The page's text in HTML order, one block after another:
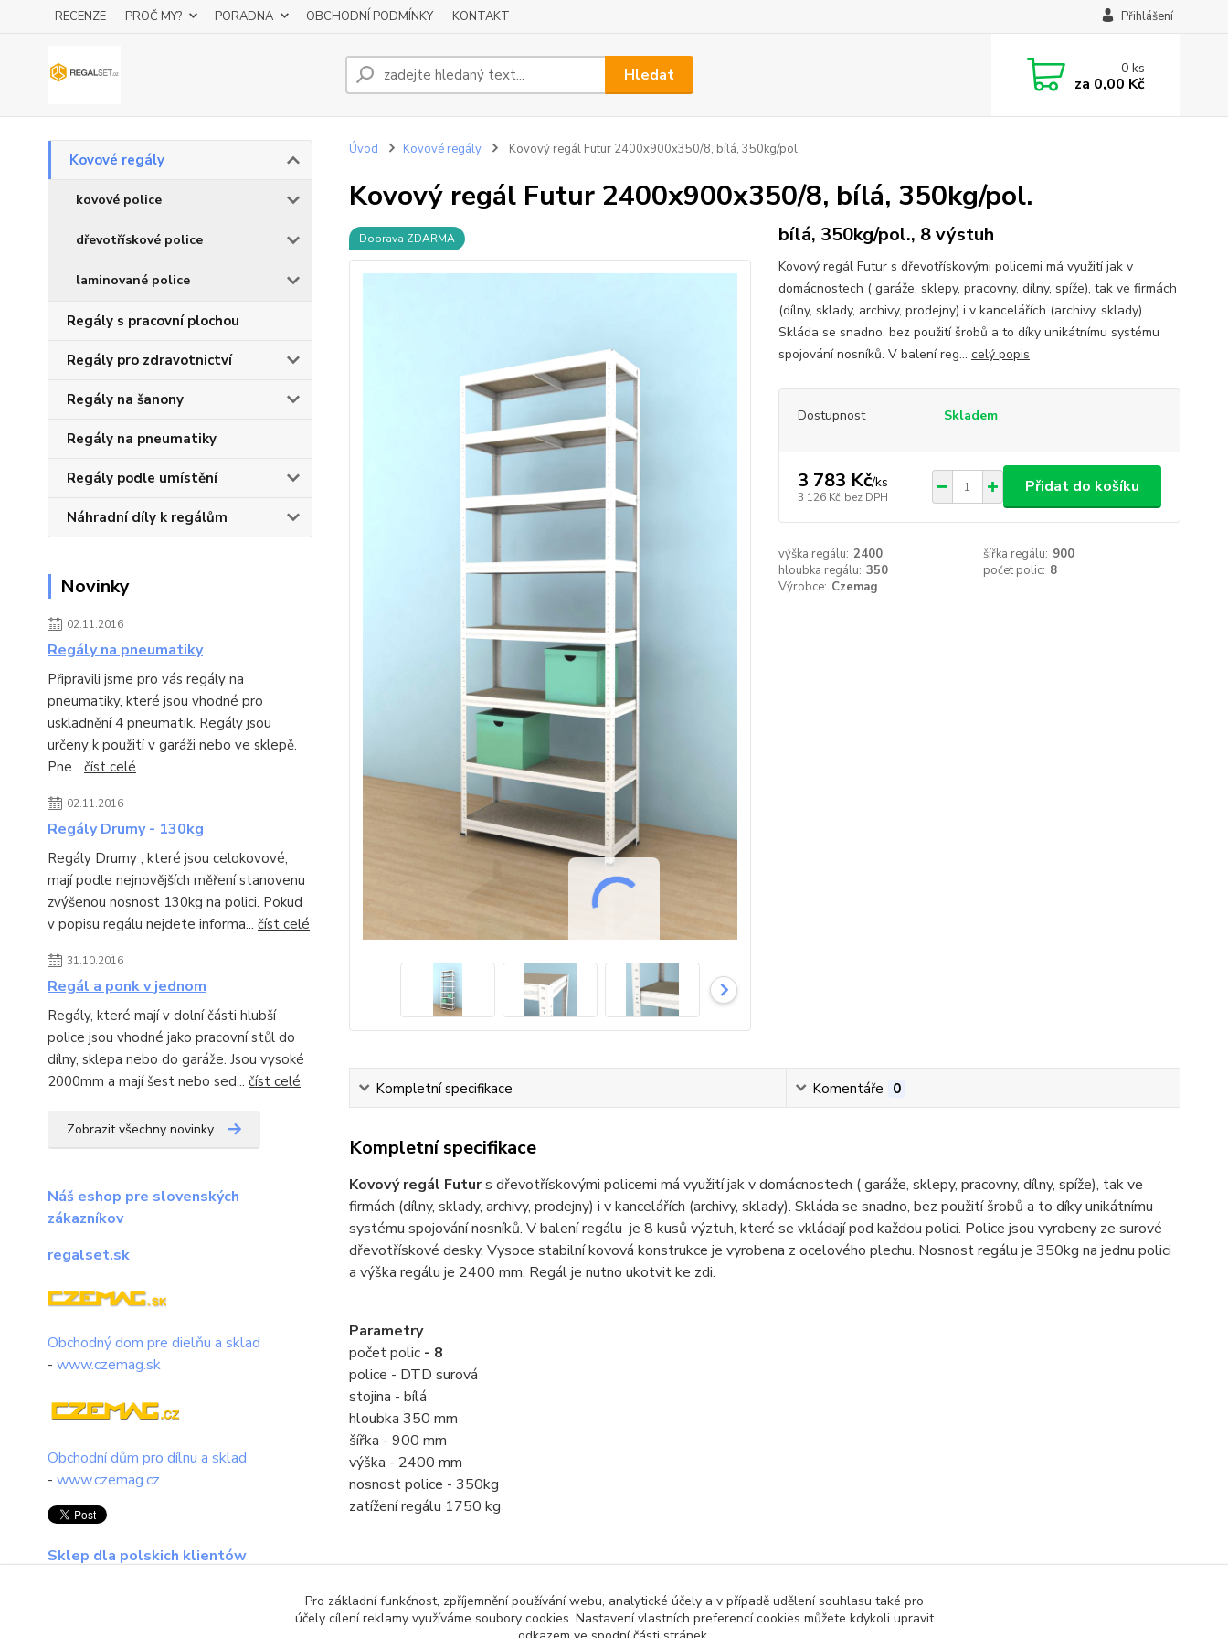
RECENZE PROČ MY? PORADNA OBCHODNÍ PODMÍNKY KONTAKT Přihlášení
Hledat 0ks
za 0,00 Kč
Kovové regály
kovové police
dřevotřískové police
laminované police
Regály s pracovní plochou
Regály pro zdravotnictví
Regály na šanony
Regály na pneumatiky
Regály podle umístění
Náhradní díly k regálům
Novinky
02.11.2016
Regály na pneumatiky
Připravili jsme pro vás regály na
pneumatiky, které jsou vhodné pro
uskladnění 4 pneumatik. Regály jsou
určeny k použití v garáži nebo ve sklepě.
Pne... číst celé
02.11.2016
Regály Drumy - 130kg
Regály Drumy , které jsou celokovové,
mají podle nejnovějších měření stanovenu
zvýšenou nosnost 130kg na polici. Pokud
v popisu regálu nejdete informa... číst celé
31.10.2016
Regál a ponk v jednom
Regály, které mají v dolní části hlubší
police jsou vhodné jako pracovní stůl do
dílny, sklepa nebo do garáže. Jsou vysoké
2000mm a mají šest nebo sed... číst celé
Zobrazit všechny novinky
Náš eshop pre slovenských
zákazníkov
regalset.sk
Obchodný dom pre dielňu a sklad
- www.czemag.sk
Obchodní dům pro dílnu a sklad
- www.czemag.cz
Sklep dla polskich klientów
Úvod Kovové regály Kovový regál Futur 2400x900x350/8, bílá, 350kg/pol.
Kovový regál Futur 2400x900x350/8, bílá, 350kg/pol.
Doprava ZDARMA bílá, 350kg/pol., 8 výstuh
Kovový regál Futur s dřevotřískovými policemi má využití jak v
domácnostech ( garáže, sklepy, pracovny, dílny, spíže), tak ve firmách
(dílny, sklady, archivy, prodejny) i v kancelářích (archivy, sklady).
Skláda se snadno, bez použití šrobů a to díky unikátnímu systému
spojování nosníků. V balení reg... celý popis
Dostupnost Skladem
3 783 Kč/ks
3 126 Kč bez DPH
Přidat do košíku
výška regálu: 2400 šířka regálu: 900
hloubka regálu: 350 počet polic: 8
Výrobce: Czemag
Kompletní specifikace Komentáře 0
Kompletní specifikace
Kovový regál Futurs dřevotřískovými policemi má využití jak v domácnostech ( garáže, sklepy, pracovny, dílny, spíže), tak ve
firmách (dílny, sklady, archivy, prodejny) i v kancelářích (archivy, sklady). Skláda se snadno, bez použití šrobů a to díky unikátnímu
systému spojování nosníků. V balení regálu je 8 kusů výztuh, které se vkládají pod každou polici. Police jsou vyrobeny ze surové
dřevotřískové desky. Vysoce stabilní kovová konstrukce je vyrobena z ocelového plechu. Nosnost regálu je 350kg na jednu polici
a výška regálu je 2400 mm. Regál je nutno ukotvit ke zdi.
Parametry
počet polic- 8
police - DTD surová
stojina - bílá
hloubka 350 mm
šířka - 900 mm
výška - 2400 mm
nosnost police - 350kg
zatížení regálu 1750 kg
Zboží zařazeno v kategoriích
Pro základní funkčnost, zpříjemnění používání webu, analytické účely a v případě udělení souhlasu také pro
účely cílení reklamy využíváme soubory cookies. Nastavení vlastních preferencí cookies můžete kdykoli upravit